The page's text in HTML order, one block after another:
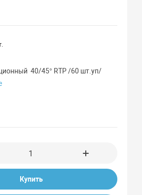
40/45° RTP /60 шт.уп/
Купить